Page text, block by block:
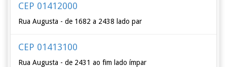
CEP 01412000
Rua Augusta - de 1682 a 2438 lado par
CEP 01413100
Rua Augusta - de 2431 ao fim lado ímpar